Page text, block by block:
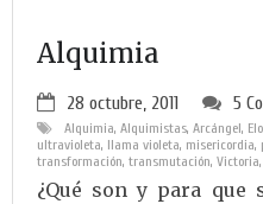
Alquimia
28 octubre, 2011 5
Alquimia, Alquimistas, Arcángel,
ultravioleta, llama violeta, misericordia,
transformación, transmutación, Victoria,
¿Qué son y para que